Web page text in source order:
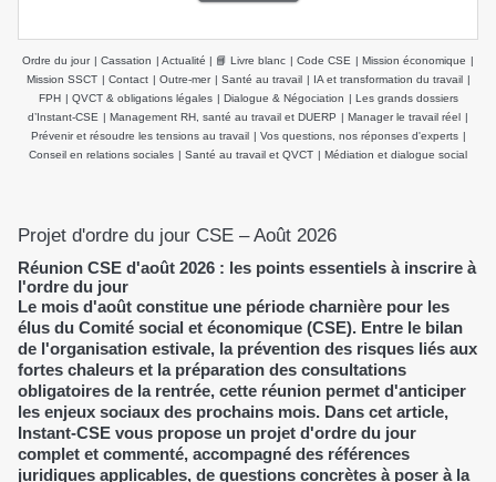
Ordre du jour | Cassation | Actualité | 📘 Livre blanc | Code CSE | Mission économique |
Mission SSCT | Contact | Outre-mer | Santé au travail | IA et transformation du travail |
FPH | QVCT & obligations légales | Dialogue & Négociation | Les grands dossiers
d’Instant-CSE | Management RH, santé au travail et DUERP | Manager le travail réel |
Prévenir et résoudre les tensions au travail | Vos questions, nos réponses d'experts |
Conseil en relations sociales | Santé au travail et QVCT | Médiation et dialogue social
Projet d'ordre du jour CSE – Août 2026
Réunion CSE d'août 2026 : les points essentiels à inscrire à
l'ordre du jour
Le mois d'août constitue une période charnière pour les
élus du Comité social et économique (CSE). Entre le bilan
de l'organisation estivale, la prévention des risques liés aux
fortes chaleurs et la préparation des consultations
obligatoires de la rentrée, cette réunion permet d'anticiper
les enjeux sociaux des prochains mois. Dans cet article,
Instant-CSE vous propose un projet d'ordre du jour
complet et commenté, accompagné des références
juridiques applicables, de questions concrètes à poser à la